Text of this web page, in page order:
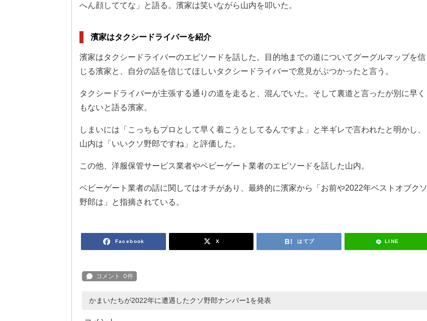
へん顔しててな」と語る。濱家は笑いながら山内を叩いた。
濱家はタクシードライバーを紹介
濱家はタクシードライバーのエピソードを話した。目的地までの道についてグーグルマップを信
じる濱家と、自分の話を信じてほしいタクシードライバーで意見がぶつかったと言う。
タクシードライバーが主張する通りの道を走ると、混んでいた。そして裏道と言ったが別に早く
もないと語る濱家。
しまいには「こっちもプロとして早く着こうとしてるんですよ」と半ギレで言われたと明かし、
山内は「いいクソ野郎ですね」と評価した。
この他、洋服保管サービス業者やベビーゲート業者のエピソードを話した山内。
ベビーゲート業者の話に関してはオチがあり、最終的に濱家から「お前や2022年ベストオブクソ
野郎は」と指摘されている。
Facebook X はてブ LINE
かまいたちが2022年に遭遇したクソ野郎ナンバー1を発表